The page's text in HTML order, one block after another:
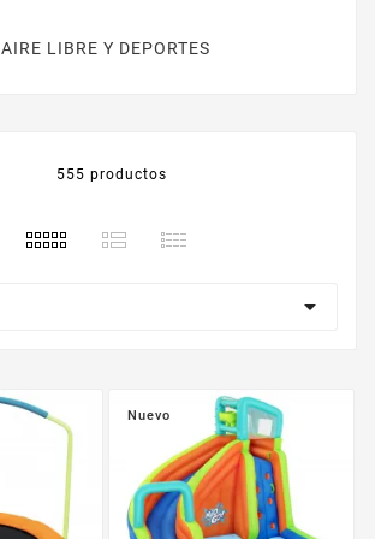
AIRE LIBRE Y DEPORTES
555 productos

Nuevo